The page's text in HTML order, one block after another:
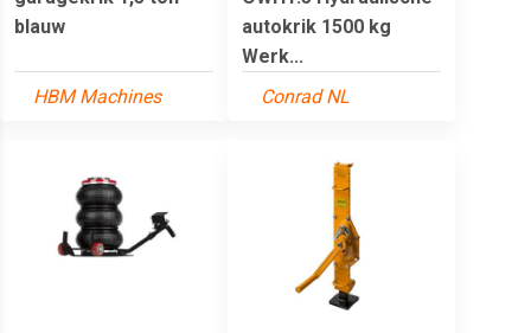
blauw
HBM Machines
autokrik 1500 kg
Werk...
Conrad NL